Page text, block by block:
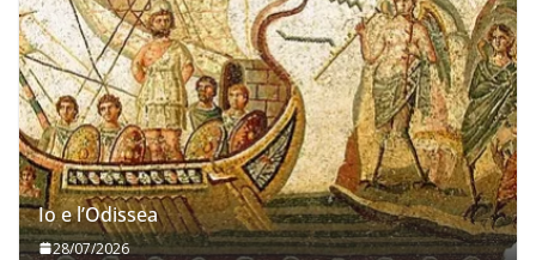
Io e l’Odissea
28/07/2026